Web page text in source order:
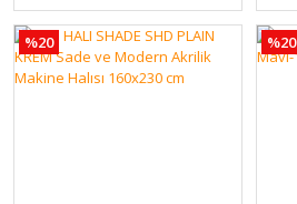
%20 %20